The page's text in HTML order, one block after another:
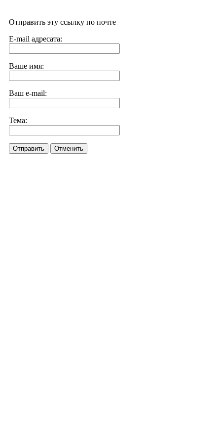
Отправить эту ссылку по почте
E-mail адресата:
Ваше имя:
Ваш e-mail:
Тема:
Отправить Отменить